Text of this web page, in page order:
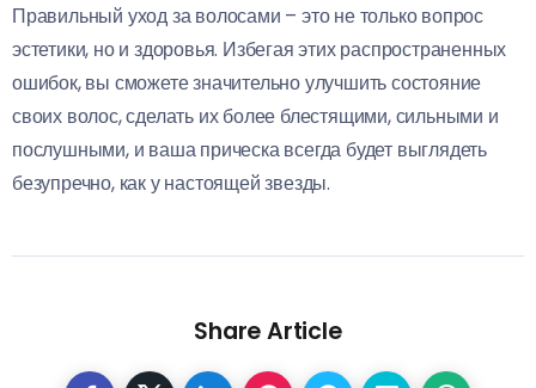
Правильный уход за волосами – это не только вопрос
эстетики, но и здоровья. Избегая этих распространенных
ошибок, вы сможете значительно улучшить состояние
своих волос, сделать их более блестящими, сильными и
послушными, и ваша прическа всегда будет выглядеть
безупречно, как у настоящей звезды.
Share Article